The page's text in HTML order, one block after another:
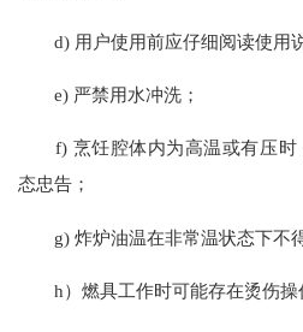
d) 用户使用前应仔细阅读使用
e) 严禁用水冲洗；
f) 烹饪腔体内为高温或有压时
态忠告；
g) 炸炉油温在非常温状态下不
h）燃具工作时可能存在烫伤操